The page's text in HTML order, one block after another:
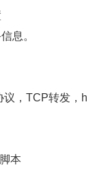
息。
，TCP转发，h
本